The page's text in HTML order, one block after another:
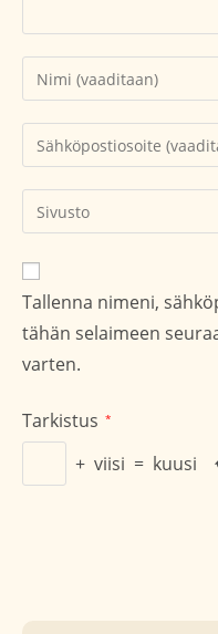
Kirjoita
nimesi
tai
käyttäjätunnuksesi
Kirjoita
sähköpostiosoitteesi
kommentoidaksesi
Kirjoita
sivustosi
verkko-
osoite/URL
(valinnainen)
Tallenna nimeni,
tähän selaimeen
varten.
Tarkistus *
+ viisi = kuusi